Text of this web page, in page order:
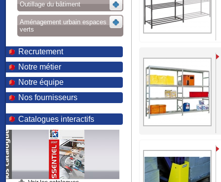
Outillage du bâtiment
Aménagement urbain espaces
verts
Recrutement
Notre métier
Notre équipe
Nos fournisseurs
Catalogues interactifs